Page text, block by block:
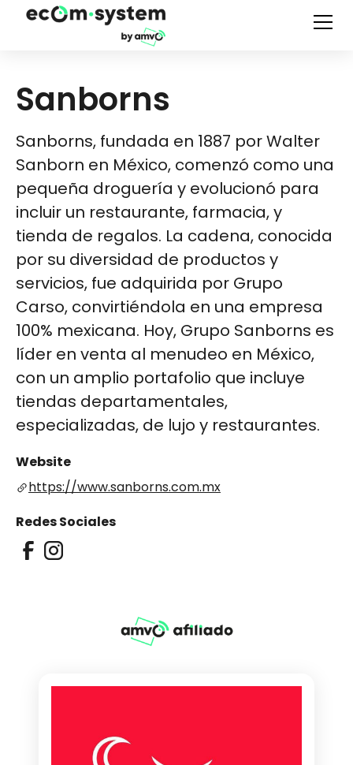
Sanborns
Sanborns, fundada en 1887 por Walter
Sanborn en México, comenzó como una
pequeña droguería y evolucionó para
incluir un restaurante, farmacia, y
tienda de regalos. La cadena, conocida
por su diversidad de productos y
servicios, fue adquirida por Grupo
Carso, convirtiéndola en una empresa
100% mexicana. Hoy, Grupo Sanborns es
líder en venta al menudeo en México,
con un amplio portafolio que incluye
tiendas departamentales,
especializadas, de lujo y restaurantes​​​​​​​​​​​​​​.
Website
https://www.sanborns.com.mx
Redes Sociales